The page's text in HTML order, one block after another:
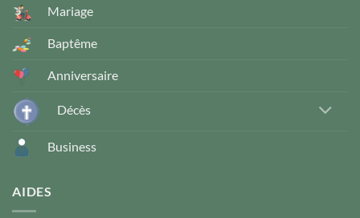
Mariage
Baptême
Anniversaire
Décès
Business
AIDES